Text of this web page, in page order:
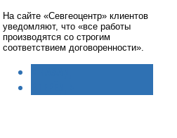
На сайте «Севгеоцентр» клиентов
уведомляют, что «все работы
производятся со строгим
соответствием договоренности».